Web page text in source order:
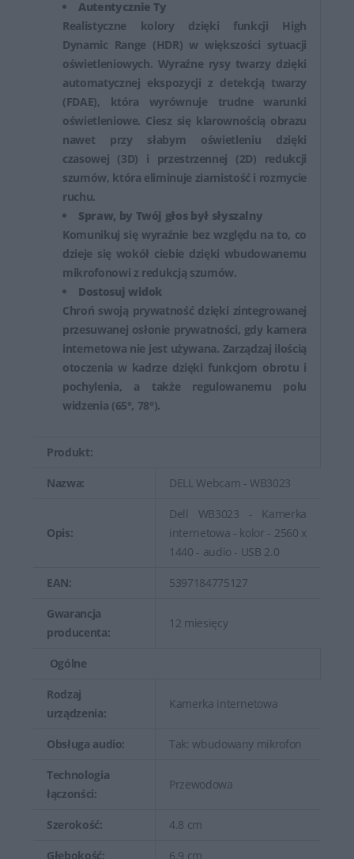
Autentycznie Ty
Realistyczne kolory dzięki funkcji High
Dynamic Range (HDR) w większości sytuacji
oświetleniowych. Wyraźne rysy twarzy dzięki
automatycznej ekspozycji z detekcją twarzy
(FDAE), która wyrównuje trudne warunki
oświetleniowe. Ciesz się klarownością obrazu
nawet przy słabym oświetleniu dzięki
czasowej (3D) i przestrzennej (2D) redukcji
szumów, która eliminuje ziarnistość i rozmycie
ruchu.
Spraw, by Twój głos był słyszalny
Komunikuj się wyraźnie bez względu na to, co
dzieje się wokół ciebie dzięki wbudowanemu
mikrofonowi z redukcją szumów.
Dostosuj widok
Chroń swoją prywatność dzięki zintegrowanej
przesuwanej osłonie prywatności, gdy kamera
internetowa nie jest używana. Zarządzaj ilością
otoczenia w kadrze dzięki funkcjom obrotu i
pochylenia, a także regulowanemu polu
widzenia (65°, 78°).
Produkt:
Nazwa: DELL Webcam - WB3023
Opis:
Dell WB3023 - Kamerka
internetowa - kolor - 2560 x
1440 - audio - USB 2.0
EAN: 5397184775127
Gwarancja
producenta:
12 miesięcy
Ogólne
Rodzaj
urządzenia:
Kamerka internetowa
Obsługa audio: Tak: wbudowany mikrofon
Technologia
łączonści:
Przewodowa
Szerokość: 4.8 cm
Głębokość: 6.9 cm